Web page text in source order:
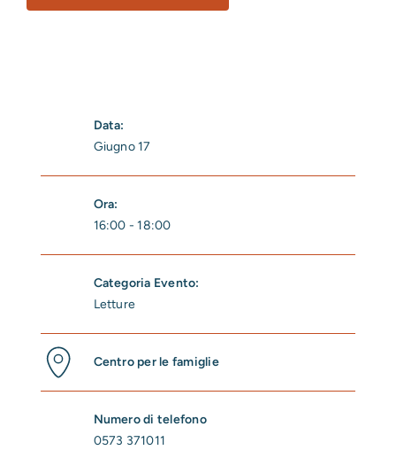
Data:
Giugno 17
Ora:
16:00 - 18:00
Categoria Evento:
Letture
Centro per le famiglie
Numero di telefono
0573 371011